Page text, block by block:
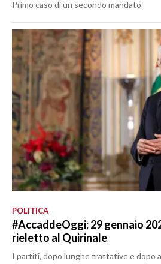
Primo caso di un secondo mandato
POLITICA
#AccaddeOggi: 29 gennaio
rieletto al Quirinale
I partiti, dopo lunghe trattative e dopo